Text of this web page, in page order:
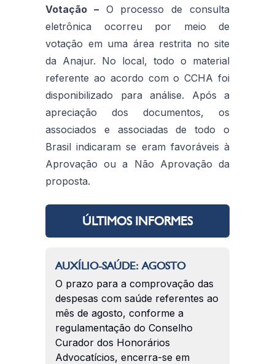
Votação –O processo de consulta
eletrônica ocorreu por meio de
votação em uma área restrita no site
da Anajur. No local, todo o material
referente ao acordo com o CCHA foi
disponibilizado para análise. Após a
apreciação dos documentos, os
associados e associadas de todo o
Brasil indicaram se eram favoráveis à
Aprovação ou a Não Aprovação da
proposta.
ÚLTIMOS INFORMES
AUXÍLIO-SAÚDE: AGOSTO
O prazo para a comprovação das
despesas com saúde referentes ao
mês de agosto, conforme a
regulamentação do Conselho
Curador dos Honorários
Advocatícios, encerra-se em